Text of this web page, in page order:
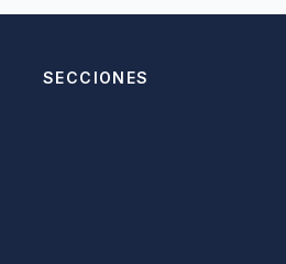
SECCIONES